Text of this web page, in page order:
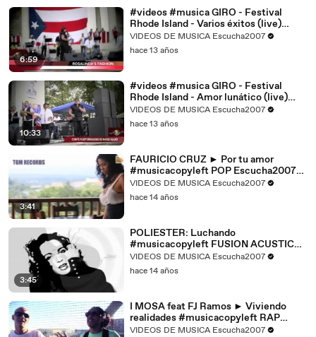
6:59
#videos #musica GIRO - Festival
Rhode Island - Varios éxitos (live)
Parte 2 - #Tropical Salsa -
Escucha2007
VIDEOS DE MUSICA Escucha2007
hace 13 años
10:33
#videos #musica GIRO - Festival
Rhode Island - Amor lunático (live)
Parte 1 #musicacopyleft #Tropical
Salsa - Escucha2007
VIDEOS DE MUSICA Escucha2007
hace 13 años
3:41
FAURICIO CRUZ ► Por tu amor
#musicacopyleft POP Escucha2007
VIDEOS MUSICA ROMANTICA
VIDEOS DE MUSICA Escucha2007
hace 14 años
3:45
POLIESTER: Luchando
#musicacopyleft FUSION ACUSTICA
FLAMENCO POP Escucha2007
Videos Música
VIDEOS DE MUSICA Escucha2007
hace 14 años
I MOSA feat FJ Ramos ► Viviendo
realidades #musicacopyleft RAP
Reggae Escucha2007 Videos Música
VIDEOS DE MUSICA Escucha2007